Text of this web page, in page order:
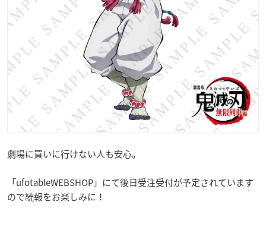
劇場に買いに行けない人も安心。
「ufotableWEBSHOP」にて後日受注受付が予定されています
ので続報をお楽しみに！